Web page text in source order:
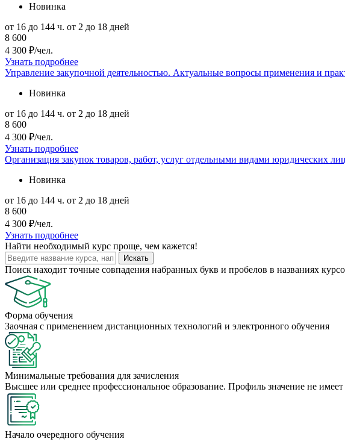
Новинка
от 16 до 144 ч. от 2 до 18 дней
8 600
4 300 ₽/чел.
Узнать подробнее
Управление закупочной деятельностью. Актуальные вопросы применения и
Новинка
от 16 до 144 ч. от 2 до 18 дней
8 600
4 300 ₽/чел.
Узнать подробнее
Организация закупок товаров, работ, услуг отдельными видами юридических
Новинка
от 16 до 144 ч. от 2 до 18 дней
8 600
4 300 ₽/чел.
Узнать подробнее
Найти необходимый курс проще, чем кажется!
Искать
Поиск находит точные совпадения набранных букв и пробелов в названиях
Форма обучения
Заочная с применением дистанционных технологий и электронного обучения
Минимальные требования для зачисления
Высшее или среднее профессиональное образование. Профиль значение не имеет
Начало очередного обучения